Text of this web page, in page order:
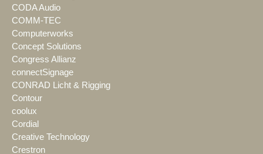
CODA Audio
COMM-TEC
Computerworks
Concept Solutions
Congress Allianz
connectSignage
CONRAD Licht & Rigging
Contour
coolux
Cordial
Creative Technology
Crestron